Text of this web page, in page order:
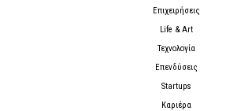
Επιχειρήσεις
Life & Art
Τεχνολογία
Επενδύσεις
Startups
Καριέρα